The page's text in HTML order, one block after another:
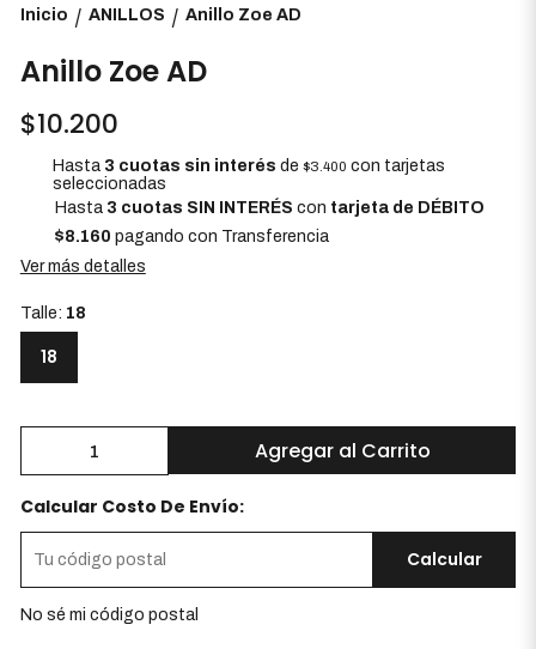
Inicio / ANILLOS / Anillo Zoe AD
Anillo Zoe AD
$10.200
Hasta 3 cuotas sin interés de $3.400 con tarjetas
seleccionadas
Hasta 3 cuotas SIN INTERÉS con tarjeta de DÉBITO
$8.160 pagando con Transferencia
Ver más detalles
Talle: 18
18
Agregar al Carrito
Calcular Costo De Envío:
Calcular
No sé mi código postal